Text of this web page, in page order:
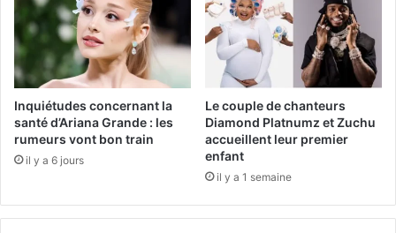
Inquiétudes concernant la
santé d’Ariana Grande : les
rumeurs vont bon train
il y a 6 jours
Le couple de chanteurs
Diamond Platnumz et Zuchu
accueillent leur premier
enfant
il y a 1 semaine